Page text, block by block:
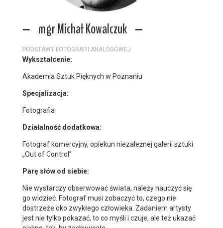
mgr Michał Kowalczuk
PODSTAWY FOTOGRAFII ANALOGOWEJ
Wykształcenie:
Akademia Sztuk Pięknych w Poznaniu
Specjalizacja:
Fotografia
Działalność dodatkowa:
Fotograf komercyjny, opiekun niezależnej galerii sztuki
„Out of Control”
Parę słów od siebie:
Nie wystarczy obserwować świata, należy nauczyć się
go widzieć. Fotograf musi zobaczyć to, czego nie
dostrzeże oko zwykłego człowieka. Zadaniem artysty
jest nie tylko pokazać, to co myśli i czuje, ale też ukazać